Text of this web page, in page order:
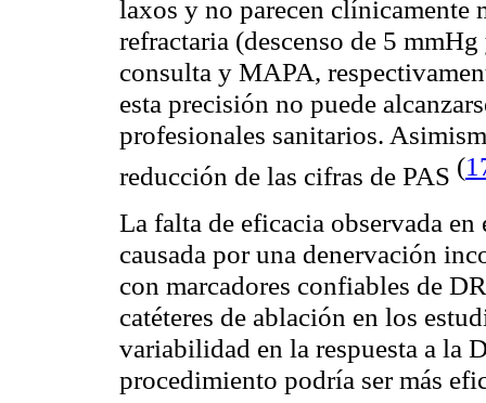
laxos y no parecen clínicamente
refractaria (descenso de 5
consulta y MAPA,
esta precisión no puede
profesionales sanitarios.
reducción de las cifras de PAS (
La falta de eficacia observada
causada por una denervación
con marcadores confiables de
catéteres de ablación en los
variabilidad en la respuesta a la
procedimiento podría ser más